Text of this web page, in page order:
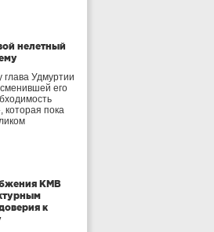
нелетный
глава Удмуртии
его
пока
КМВ
к